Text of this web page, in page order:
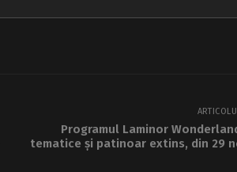
Programul Laminor
tematice și patinoar extins, din 29